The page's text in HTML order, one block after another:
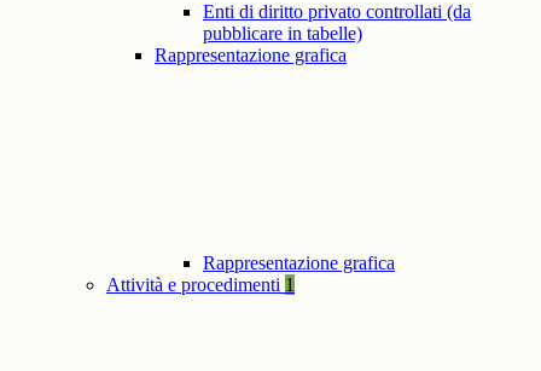
Enti di diritto privato controllati (da
pubblicare in tabelle)
Rappresentazione grafica
Rappresentazione grafica
Attività e procedimenti 1